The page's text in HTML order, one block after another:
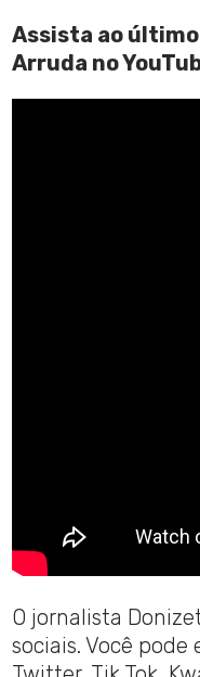
Assista ao
Arruda no
O jornalista
sociais. Você